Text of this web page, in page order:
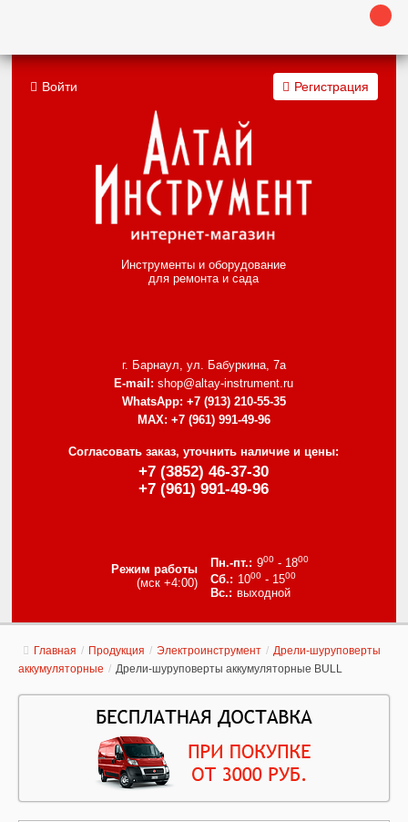
Инструменты и оборудование
для ремонта и сада
г. Барнаул, ул. Бабуркина, 7а
E-mail: shop@altay-instrument.ru
WhatsApp: +7 (913) 210-55-35
MAX: +7 (961) 991-49-96
Согласовать заказ, уточнить наличие и цены:
+7 (3852) 46-37-30
+7 (961) 991-49-96
Режим работы
(мск +4:00)
900- 1800
1000- 1500
выходной
Войти Регистрация
Главная / Продукция / Электроинструмент / Дрели-шуруповерты
аккумуляторные / Дрели-шуруповерты аккумуляторные BULL